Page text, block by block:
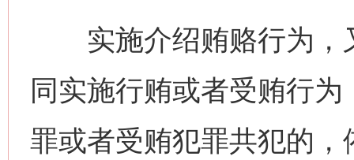
实施介绍贿赂行为，
同实施行贿或者受贿行
罪或者受贿犯罪共犯的